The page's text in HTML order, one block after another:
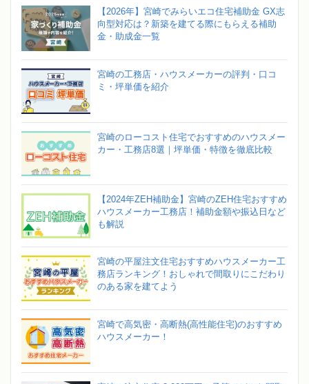
【2026年】宮崎でみらいエコ住宅補助金 GX志
向型対応は？新築を建てる際にもらえる補助
金・助成金一覧
宮崎の工務店・ハウスメーカーの評判・口コ
ミ・坪単価を紹介
宮崎のローコスト住宅でおすすめのハウスメー
カー・工務店8選｜坪単価・特徴を徹底比較
【2024年ZEH補助金】宮崎のZEH住宅おすすめ
ハウスメーカー工務店！補助金額や振込日など
も解説
宮崎の平屋注文住宅おすすめハウスメーカー工
務店ランキング！おしゃれで間取りにこだわり
のある家を建てよう
宮崎で高気密・高断熱(高性能住宅)のおすすめ
ハウスメーカー！